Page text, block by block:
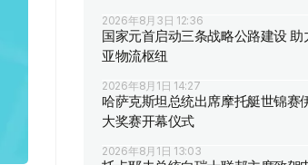
2026年8月3日 12:36
国家元首启动三条战略公路建设 助
亚物流枢纽
2026年8月1日 14:27
哈萨克斯坦总统出席摩托艇世锦赛
大奖赛开幕仪式
2026年8月1日 13:03